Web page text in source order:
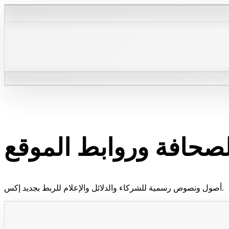
وروابط الموقع
أصول ونصوص رسمية للشركاء والدلائل والإعلام للربط بجديد إكس.